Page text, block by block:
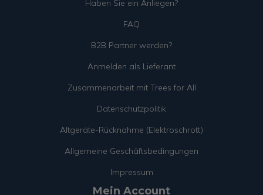
Haben Sie ein Anliegen?
FAQ
B2B Partner werden?
Anmelden als Lieferant
Zusammenarbeit mit Trees for All
Datenschutzpolitik
Altgeräte-Rücknahme (Elektroschrott)
Allgemeine Geschäftsbedingungen
Impressum
Mein Account